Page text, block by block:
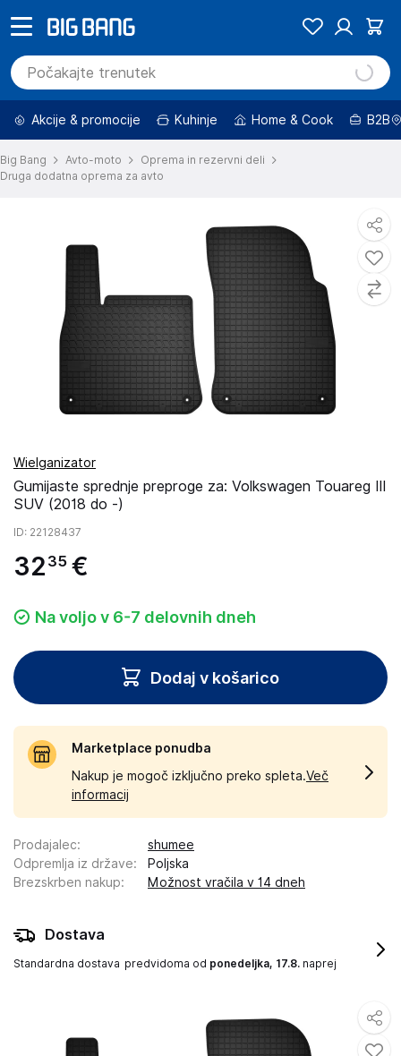
Akcije & promocije Kuhinje Home & Cook B2B
Big Bang Avto-moto
Oprema in rezervni deli
Druga dodatna oprema za avto
Wielganizator
Gumijaste sprednje preproge za: Volkswagen Touareg III
SUV (2018 do -)
ID: 22128437
32 35 €
Na voljo v 6-7 delovnih dneh
Dodaj v košarico
Marketplace ponudba
Nakup je mogoč izključno preko spleta.Več
informacij
Prodajalec:
shumee
Odpremlja iz države:
Poljska
Brezskrben nakup: Možnost vračila v 14 dneh
Dostava
Standardna dostava predvidoma od ponedeljka, 17.8. naprej